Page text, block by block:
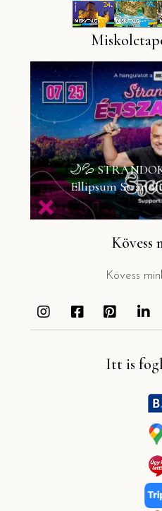
🌙💦
Ellipsum
Kövess
Kövess
Itt is